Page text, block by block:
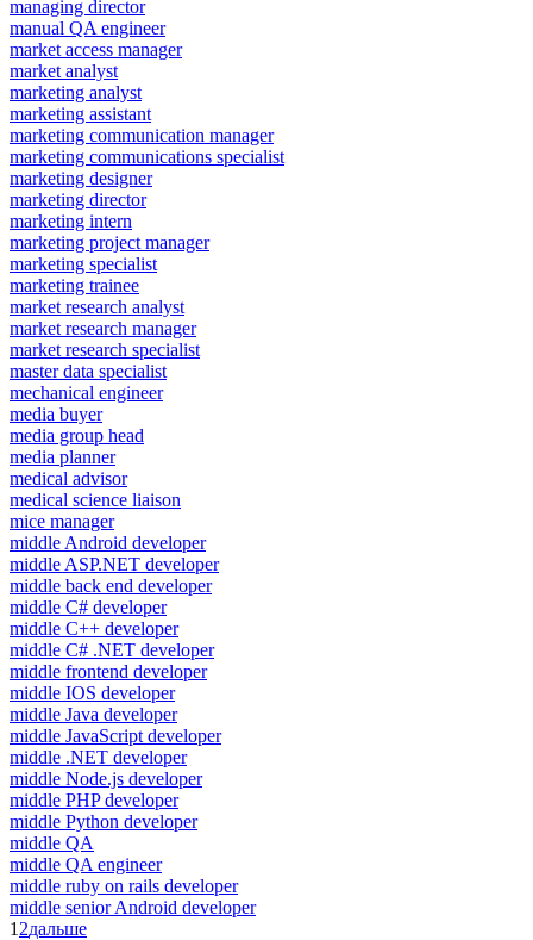
managing director
manual QA engineer
market access manager
market analyst
marketing analyst
marketing assistant
marketing communication manager
marketing communications specialist
marketing designer
marketing director
marketing intern
marketing project manager
marketing specialist
marketing trainee
market research analyst
market research manager
market research specialist
master data specialist
mechanical engineer
media buyer
media group head
media planner
medical advisor
medical science liaison
mice manager
middle Android developer
middle ASP.NET developer
middle back end developer
middle C# developer
middle C++ developer
middle C# .NET developer
middle frontend developer
middle IOS developer
middle Java developer
middle JavaScript developer
middle .NET developer
middle Node.js developer
middle PHP developer
middle Python developer
middle QA
middle QA engineer
middle ruby on rails developer
middle senior Android developer
1 2дальше